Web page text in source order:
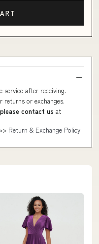
service after receiving.
returns or exchanges.
please contact us at
Return & Exchange Policy